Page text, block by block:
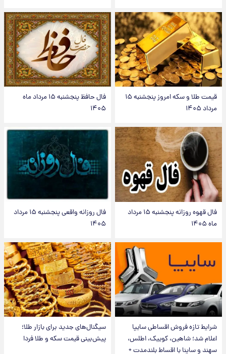
قیمت طلا و سکه امروز پنجشنبه ۱۵
مرداد ۱۴۰۵
فال حافظ پنجشنبه ۱۵ مرداد ماه
۱۴۰۵
فال قهوه روزانه پنجشنبه ۱۵ مرداد
ماه ۱۴۰۵
فال روزانه واقعی پنجشنبه ۱۵ مرداد
۱۴۰۵
شرایط تازه فروش اقساطی سایپا
اعلام شد؛ شاهین، کوییک، اطلس،
سهند و ساینا با اقساط بلندمدت +
سیگنال‌های جدید برای بازار طلا؛
پیش‌بینی قیمت سکه و طلا فردا